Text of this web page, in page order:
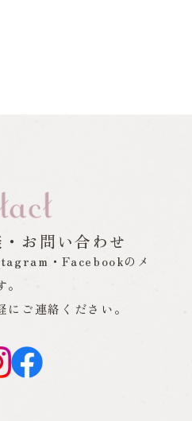
お問い合わせ
・Facebookの メ
ご連絡ください。